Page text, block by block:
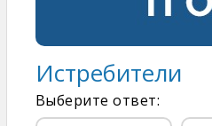
Истребители
Выберите ответ: